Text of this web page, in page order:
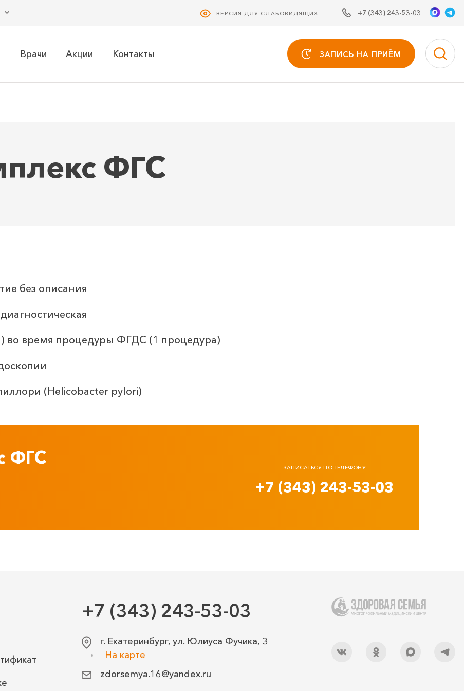
ВЕРСИЯ ДЛЯ СЛАБОВИДЯЩИХ +7 (343) 243-53-03
Врачи Акции Контакты ЗАПИСЬ НА ПРИЁМ
ФГС
без описания
во время процедуры ФГДС (1 процедура)
(Helicobacter pylori)
ФГС ЗАПИСАТЬСЯ ПО ТЕЛЕФОНУ
+7 (343) 243-53-03
+7 (343) 243-53-03
г. Екатеринбург, ул. Юлиуса Фучика, 3
На карте
zdorsemya.16@yandex.ru